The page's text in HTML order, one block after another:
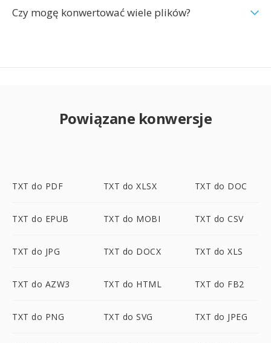
Czy mogę konwertować wiele plików?
Powiązane konwersje
TXT do PDF TXT do XLSX TXT do DOC
TXT do EPUB TXT do MOBI TXT do CSV
TXT do JPG TXT do DOCX TXT do XLS
TXT do AZW3 TXT do HTML TXT do FB2
TXT do PNG TXT do SVG TXT do JPEG